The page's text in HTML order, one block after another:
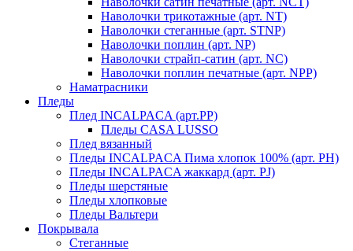
Наволочки трикотажные (арт. NT)
Наволочки стеганные (арт. STNP)
Наволочки поплин (арт. NP)
Наволочки страйп-сатин (арт. NC)
Наволочки поплин печатные (арт. NPP)
Наматрасники
Пледы
Плед INCALPACA (арт.PP)
Пледы CASA LUSSO
Плед вязанный
Пледы INCALPACA Пима хлопок 100% (арт. PH)
Пледы INCALPACA жаккард (арт. PJ)
Пледы шерстяные
Пледы хлопковые
Пледы Вальтери
Покрывала
Стеганные